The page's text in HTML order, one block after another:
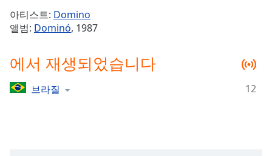
Playback
Rate
Chapters
아티스트: Domino
앨범: Dominó, 1987
에서 재생되었습니다
브라질 12